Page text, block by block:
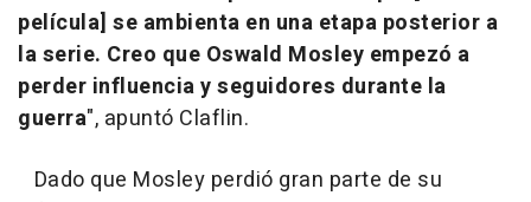
película] se ambienta en una etapa posterior a
la serie. Creo que Oswald Mosley empezó a
perder influencia y seguidores durante la
guerra", apuntó Claflin.
Dado que Mosley perdió gran parte de su